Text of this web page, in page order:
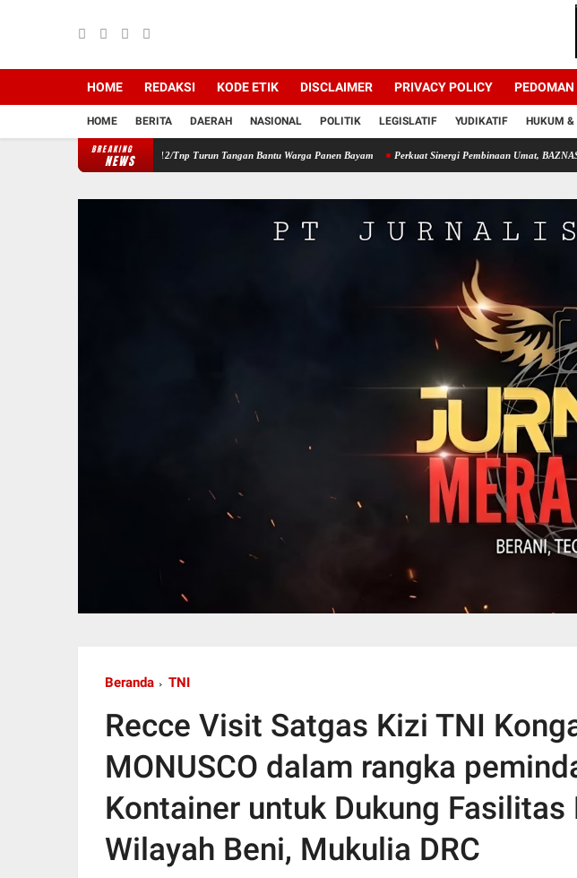
HOME REDAKSI KODE ETIK DISCLAIMER PRIVACY POLICY PEDOMAN
HOME BERITA DAERAH NASIONAL POLITIK LEGISLATIF YUDIKATIF HUKUM
BREAKING
NEWS
Babinsa Koramil 12/Tnp Turun Tangan Bantu Warga Panen Bayam Perkuat Sinergi Pembinaan Umat, BAZNAS Muara
Beranda TNI
Recce Visit Satgas Kizi TNI
MONUSCO dalam rangka
Kontainer untuk Dukung Fasilitas
Wilayah Beni, Mukulia DRC